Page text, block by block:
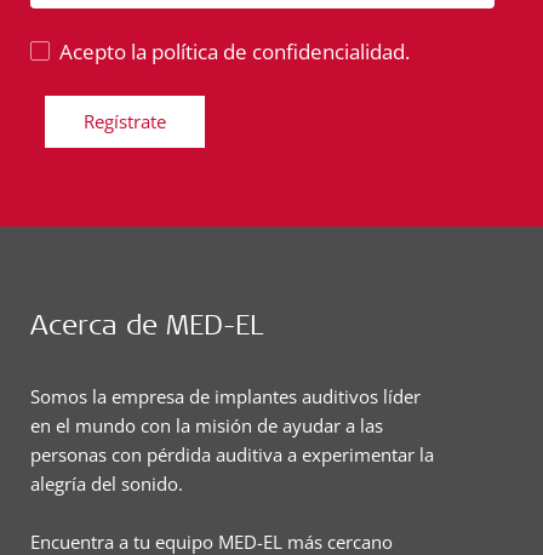
Acepto la política de confidencialidad.
Regístrate
Acerca de MED-EL
Somos la empresa de implantes auditivos líder
en el mundo con la misión de ayudar a las
personas con pérdida auditiva a experimentar la
alegría del sonido.
Encuentra a tu equipo MED-EL más cercano